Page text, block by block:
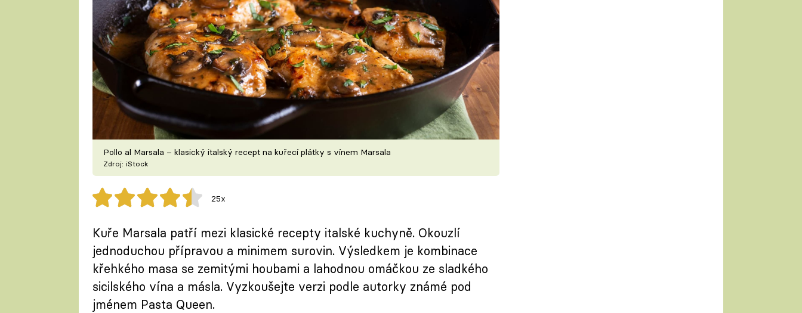
Pollo al Marsala – klasický italský recept na kuřecí plátky s vínem Marsala
Zdroj: iStock
25x
Kuře Marsala patří mezi klasické recepty italské kuchyně. Okouzlí
jednoduchou přípravou a minimem surovin. Výsledkem je kombinace
křehkého masa se zemitými houbami a lahodnou omáčkou ze sladkého
sicilského vína a másla. Vyzkoušejte verzi podle autorky známé pod
jménem Pasta Queen.